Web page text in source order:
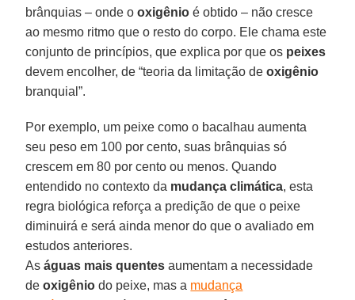
brânquias – onde ooxigênio é obtido – não cresce
ao mesmo ritmo que o resto do corpo. Ele chama este
conjunto de princípios, que explica por que os peixes
devem encolher, de “teoria da limitação deoxigênio
branquial”.
Por exemplo, um peixe como o bacalhau aumenta
seu peso em 100 por cento, suas brânquias só
crescem em 80 por cento ou menos. Quando
entendido no contexto da mudança climática, esta
regra biológica reforça a predição de que o peixe
diminuirá e será ainda menor do que o avaliado em
estudos anteriores.
Aságuas mais quentes aumentam a necessidade
deoxigênio do peixe, mas a mudança